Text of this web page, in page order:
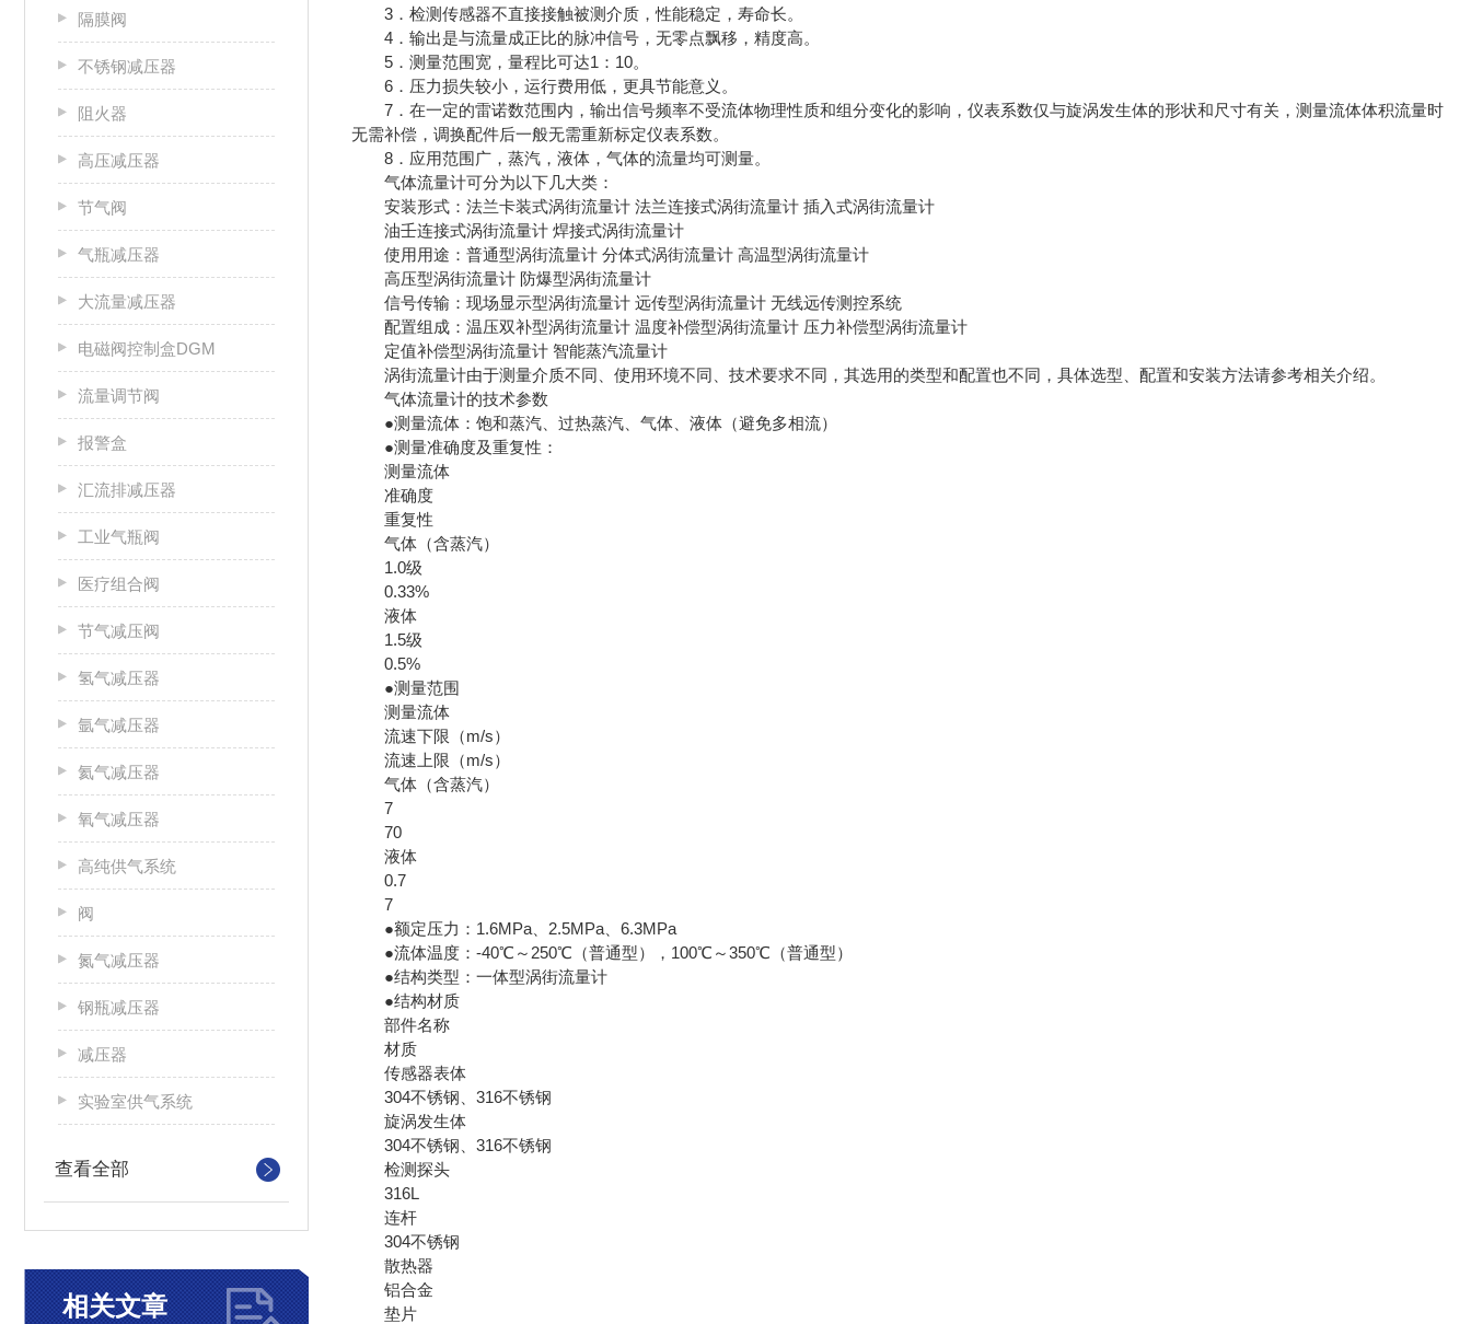
隔膜阀
不锈钢减压器
阻火器
高压减压器
节气阀
气瓶减压器
大流量减压器
电磁阀控制盒DGM
流量调节阀
报警盒
汇流排减压器
工业气瓶阀
医疗组合阀
节气减压阀
氢气减压器
氩气减压器
氦气减压器
氧气减压器
高纯供气系统
阀
氮气减压器
钢瓶减压器
减压器
实验室供气系统
查看全部
相关文章
3．检测传感器不直接接触被测介质，性能稳定，寿命长。
4．输出是与流量成正比的脉冲信号，无零点飘移，精度高。
5．测量范围宽，量程比可达1：10。
6．压力损失较小，运行费用低，更具节能意义。
7．在一定的雷诺数范围内，输出信号频率不受流体物理性质和组分变化的影响，仪表系数仅与旋涡发生体的形状和尺寸有关，测量流体体积流量时
无需补偿，调换配件后一般无需重新标定仪表系数。
8．应用范围广，蒸汽，液体，气体的流量均可测量。
气体流量计可分为以下几大类：
安装形式：法兰卡装式涡街流量计 法兰连接式涡街流量计 插入式涡街流量计
油壬连接式涡街流量计 焊接式涡街流量计
使用用途：普通型涡街流量计 分体式涡街流量计 高温型涡街流量计
高压型涡街流量计 防爆型涡街流量计
信号传输：现场显示型涡街流量计 远传型涡街流量计 无线远传测控系统
配置组成：温压双补型涡街流量计 温度补偿型涡街流量计 压力补偿型涡街流量计
定值补偿型涡街流量计 智能蒸汽流量计
涡街流量计由于测量介质不同、使用环境不同、技术要求不同，其选用的类型和配置也不同，具体选型、配置和安装方法请参考相关介绍。
气体流量计的技术参数
●测量流体：饱和蒸汽、过热蒸汽、气体、液体（避免多相流）
●测量准确度及重复性：
测量流体
准确度
重复性
气体（含蒸汽）
1.0级
0.33%
液体
1.5级
0.5%
●测量范围
测量流体
流速下限（m/s）
流速上限（m/s）
气体（含蒸汽）
7
70
液体
0.7
7
●额定压力：1.6MPa、2.5MPa、6.3MPa
●流体温度：-40℃～250℃（普通型），100℃～350℃（普通型）
●结构类型：一体型涡街流量计
●结构材质
部件名称
材质
传感器表体
304不锈钢、316不锈钢
旋涡发生体
304不锈钢、316不锈钢
检测探头
316L
连杆
304不锈钢
散热器
铝合金
垫片